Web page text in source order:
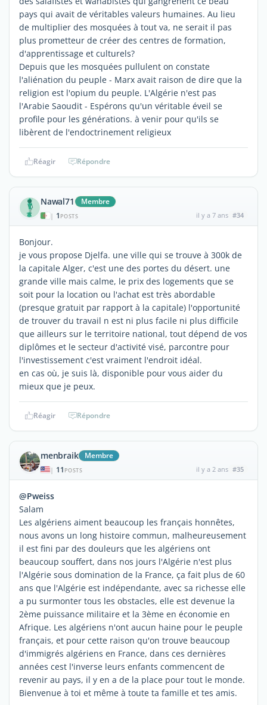
pays qui avait de véritables valeurs humaines. Au lieu
de multiplier des mosquées à tout va, ne serait il pas
plus prometteur de créer des centres de formation,
d'apprentissage et culturels?
Depuis que les mosquées pullulent on constate
l'aliénation du peuple - Marx avait raison de dire que la
religion est l'opium du peuple. L'Algérie n'est pas
l'Arabie Saoudit - Espérons qu'un véritable éveil se
profile pour les générations. à venir pour qu'ils se
libèrent de l'endoctrinement religieux
Réagir Répondre
Nawal71 Membre
| 1 POSTS il y a 7 ans #34
Bonjour.
je vous propose Djelfa. une ville qui se trouve à 300k de
la capitale Alger, c'est une des portes du désert. une
grande ville mais calme, le prix des logements que se
soit pour la location ou l'achat est très abordable
(presque gratuit par rapport à la capitale) l'opportunité
de trouver du travail n est ni plus facile ni plus difficile
que ailleurs sur le territoire national, tout dépend de vos
diplômes et le secteur d'activité visé, parcontre pour
l'investissement c'est vraiment l'endroit idéal.
en cas où, je suis là, disponible pour vous aider du
mieux que je peux.
Réagir Répondre
menbraik Membre
| 11 POSTS il y a 2 ans #35
@Pweiss
Salam
Les algériens aiment beaucoup les français honnêtes,
nous avons un long histoire commun, malheureusement
il est fini par des douleurs que les algériens ont
beaucoup souffert, dans nos jours l'Algérie n'est plus
l'Algérie sous domination de la France, ça fait plus de 60
ans que l'Algérie est indépendante, avec sa richesse elle
a pu surmonter tous les obstacles, elle est devenue la
2ème puissance militaire et la 3ème en économie en
Afrique. Les algériens n'ont aucun haine pour le peuple
français, et pour cette raison qu'on trouve beaucoup
d'immigrés algériens en France, dans ces dernières
années cest l'inverse leurs enfants commencent de
revenir au pays, il y en a de la place pour tout le monde.
Bienvenue à toi et même à toute ta famille et tes amis.